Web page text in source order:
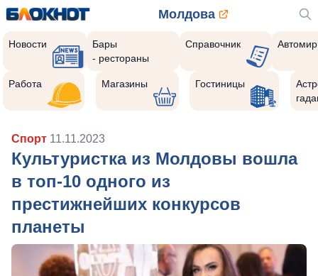
Молдова
Новости
Бары
- рестораны
Справочник Автомир
Работа Магазины Гостиницы
Спорт 11.11.2023
Культуристка из Молдовы вошла
в топ-10 одного из
престижнейших конкурсов
планеты